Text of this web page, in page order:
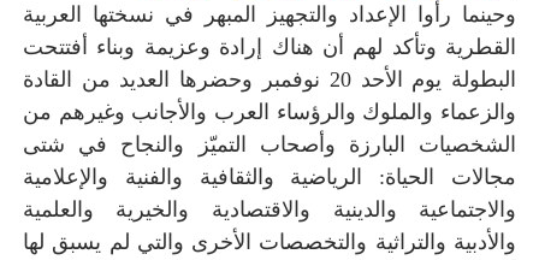
وحينما رأوا الإعداد والتجهيز المبهر في نسختها العربية
القطرية وتأكد لهم أن هناك إرادة وعزيمة وبناء أفتتحت
البطولة يوم الأحد 20 نوفمبر وحضرها العديد من القادة
والزعماء والملوك والرؤساء العرب والأجانب وغيرهم من
الشخصيات البارزة وأصحاب التميّز والنجاح في شتى
مجالات الحياة: الرياضية والثقافية والفنية والإعلامية
والاجتماعية والدينية والاقتصادية والخيرية والعلمية
والأدبية والتراثية والتخصصات الأخرى والتي لم يسبق لها